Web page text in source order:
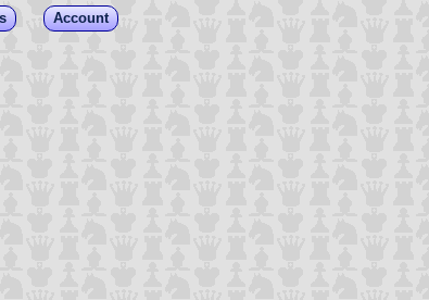
Account